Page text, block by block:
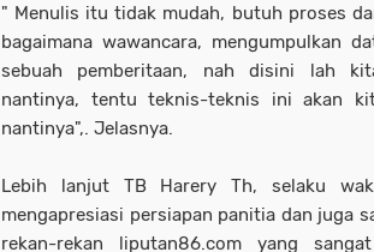
" Menulis itu tidak mudah, butuh proses
bagaimana wawancara, mengumpulkan
sebuah pemberitaan, nah disini lah
nantinya, tentu teknis-teknis ini akan
nantinya",. Jelasnya.
Lebih lanjut TB Harery Th, selaku
mengapresiasi persiapan panitia dan juga
rekan-rekan liputan86.com yang